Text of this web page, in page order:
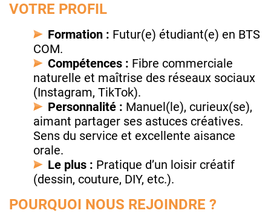
VOTRE PROFIL
Formation : Futur(e) étudiant(e) en BTS
COM.
Compétences : Fibre commerciale
naturelle et maîtrise des réseaux sociaux
(Instagram, TikTok).
Personnalité : Manuel(le), curieux(se),
aimant partager ses astuces créatives.
Sens du service et excellente aisance
orale.
Le plus : Pratique d’un loisir créatif
(dessin, couture, DIY, etc.).
POURQUOI NOUS REJOINDRE ?